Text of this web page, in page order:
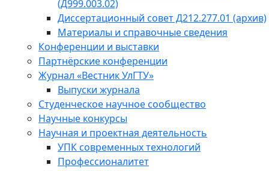
(Д999.003.02)
Диссертационный совет Д212.277.01 (архив)
Материалы и справочные сведения
Конференции и выставки
Партнёрские конференции
Журнал «Вестник УлГТУ»
Выпуски журнала
Студенческое научное сообщество
Научные конкурсы
Научная и проектная деятельность
УПК современных технологий
Профессионалитет